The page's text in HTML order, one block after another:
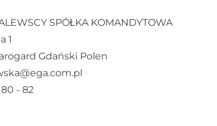
SPÓŁKA KOMANDYTOWA
1
Gdański Polen
- 82